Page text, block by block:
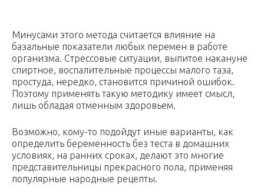
Минусами этого метода считается влияние на
базальные показатели любых перемен в работе
организма. Стрессовые ситуации, выпитое накануне
спиртное, воспалительные процессы малого таза,
простуда, нередко, становится причиной ошибок.
Поэтому применять такую методику имеет смысл,
лишь обладая отменным здоровьем.
Возможно, кому-то подойдут иные варианты, как
определить беременность без теста в домашних
условиях, на ранних сроках, делают это многие
представительницы прекрасного пола, применяя
популярные народные рецепты.